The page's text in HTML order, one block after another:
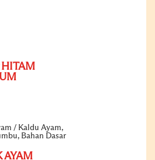
HITAM
/ Kaldu Ayam,
Bahan Dasar
AYAM